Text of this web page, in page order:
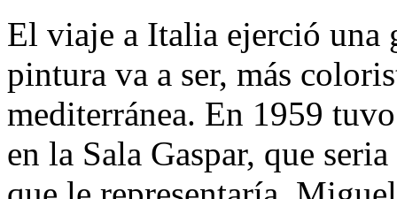
El viaje a Italia ejerció una
pintura va a ser, más
mediterránea. En 1959
en la Sala Gaspar, que